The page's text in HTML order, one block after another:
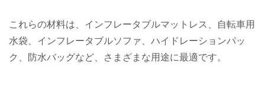
これらの材料は、インフレータブルマットレス、自転車用
水袋、インフレータブルソファ、ハイドレーションパッ
ク、防水バッグなど、さまざまな用途に最適です。